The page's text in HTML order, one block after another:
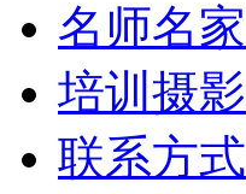
名师名家
培训摄影
联系方式